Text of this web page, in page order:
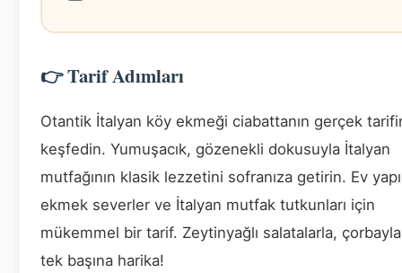
👉 Tarif Adımları
Otantik İtalyan köy ekmeği ciabattanın gerçek
keşfedin. Yumuşacık, gözenekli dokusuyla İtalyan
mutfağının klasik lezzetini sofranıza getirin. Ev
ekmek severler ve İtalyan mutfak tutkunları için
mükemmel bir tarif. Zeytinyağlı salatalarla,
tek başına harika!